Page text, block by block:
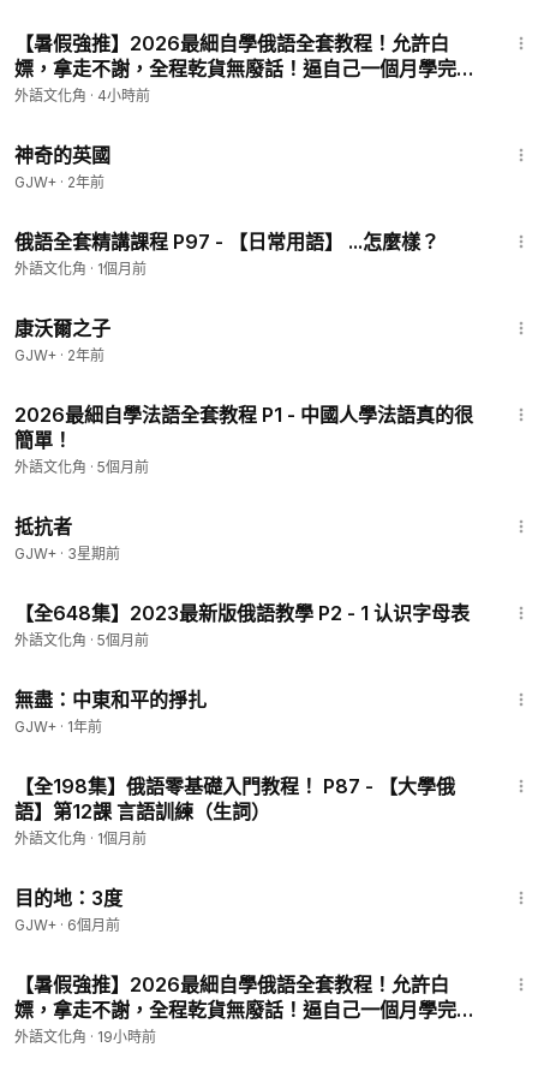
【暑假強推】2026最細自學俄語全套教程！允許白
嫖，拿走不謝，全程乾貨無廢話！逼自己一個月學完，
從0基礎小白到俄語大佬只要這套就夠了！ P24 - 【入
外語文化角 · 4小時前
神奇的英國
GJW+ · 2年前
俄語全套精講課程 P97 - 【日常用語】 ...怎麼樣？
外語文化角 · 1個月前
康沃爾之子
GJW+ · 2年前
2026最細自學法語全套教程 P1 - 中國人學法語真的很
簡單！
外語文化角 · 5個月前
抵抗者
GJW+ · 3星期前
【全648集】2023最新版俄語教學 P2 - 1 认识字母表
外語文化角 · 5個月前
無盡：中東和平的掙扎
GJW+ · 1年前
【全198集】俄語零基礎入門教程！ P87 - 【大學俄
語】第12課 言語訓練（生詞）
外語文化角 · 1個月前
目的地：3度
GJW+ · 6個月前
【暑假強推】2026最細自學俄語全套教程！允許白
嫖，拿走不謝，全程乾貨無廢話！逼自己一個月學完，
從0基礎小白到俄語大佬只要這套就夠了！ P17 - 【入
外語文化角 · 19小時前